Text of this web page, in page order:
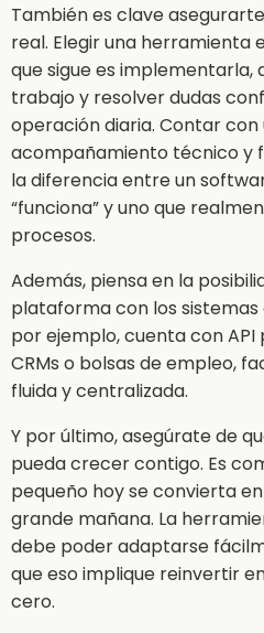
También es clave
real. Elegir una herramienta
que sigue es implementarla,
trabajo y resolver dudas
operación diaria. Contar con
acompañamiento técnico y
la diferencia entre un
“funciona” y uno que
procesos.
Además, piensa en la
plataforma con los sistemas
por ejemplo, cuenta con
CRMs o bolsas de empleo,
fluida y centralizada.
Y por último, asegúrate de
pueda crecer contigo. Es
pequeño hoy se convierta
grande mañana. La
debe poder adaptarse
que eso implique reinvertir
cero.